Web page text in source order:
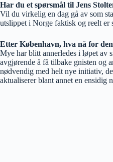
Har du et spørsmål til Jens
Vil du virkelig en dag gå av som
utslippet i Norge faktisk og reelt er
Etter København, hva nå for
Mye har blitt annerledes i løpet av
avgjørende å få tilbake gnisten og
nødvendig med helt nye initiativ,
aktualiserer blant annet en